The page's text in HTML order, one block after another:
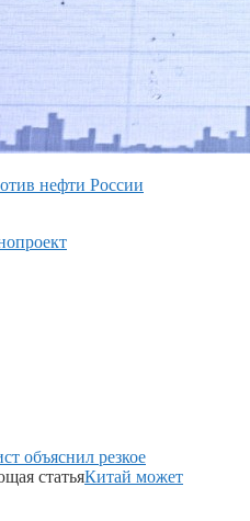
нефти России
объяснил резкое
статьяКитай может